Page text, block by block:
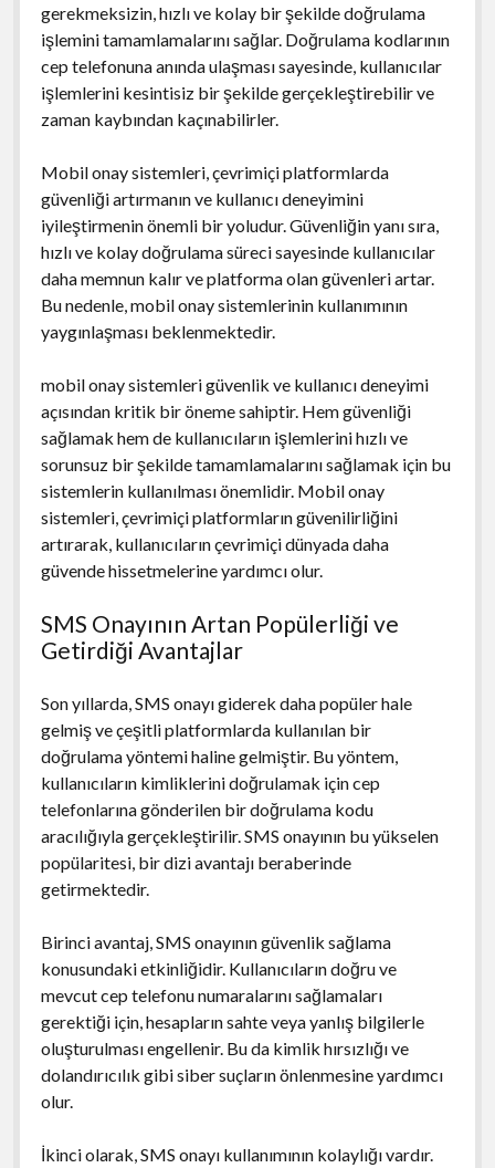
gerekmeksizin, hızlı ve kolay bir şekilde doğrulama
işlemini tamamlamalarını sağlar. Doğrulama kodlarının
cep telefonuna anında ulaşması sayesinde, kullanıcılar
işlemlerini kesintisiz bir şekilde gerçekleştirebilir ve
zaman kaybından kaçınabilirler.
Mobil onay sistemleri, çevrimiçi platformlarda
güvenliği artırmanın ve kullanıcı deneyimini
iyileştirmenin önemli bir yoludur. Güvenliğin yanı sıra,
hızlı ve kolay doğrulama süreci sayesinde kullanıcılar
daha memnun kalır ve platforma olan güvenleri artar.
Bu nedenle, mobil onay sistemlerinin kullanımının
yaygınlaşması beklenmektedir.
mobil onay sistemleri güvenlik ve kullanıcı deneyimi
açısından kritik bir öneme sahiptir. Hem güvenliği
sağlamak hem de kullanıcıların işlemlerini hızlı ve
sorunsuz bir şekilde tamamlamalarını sağlamak için bu
sistemlerin kullanılması önemlidir. Mobil onay
sistemleri, çevrimiçi platformların güvenilirliğini
artırarak, kullanıcıların çevrimiçi dünyada daha
güvende hissetmelerine yardımcı olur.
SMS Onayının Artan Popülerliği ve
Getirdiği Avantajlar
Son yıllarda, SMS onayı giderek daha popüler hale
gelmiş ve çeşitli platformlarda kullanılan bir
doğrulama yöntemi haline gelmiştir. Bu yöntem,
kullanıcıların kimliklerini doğrulamak için cep
telefonlarına gönderilen bir doğrulama kodu
aracılığıyla gerçekleştirilir. SMS onayının bu yükselen
popülaritesi, bir dizi avantajı beraberinde
getirmektedir.
Birinci avantaj, SMS onayının güvenlik sağlama
konusundaki etkinliğidir. Kullanıcıların doğru ve
mevcut cep telefonu numaralarını sağlamaları
gerektiği için, hesapların sahte veya yanlış bilgilerle
oluşturulması engellenir. Bu da kimlik hırsızlığı ve
dolandırıcılık gibi siber suçların önlenmesine yardımcı
olur.
İkinci olarak, SMS onayı kullanımının kolaylığı vardır.